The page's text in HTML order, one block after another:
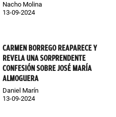
Nacho Molina
13-09-2024
CARMEN BORREGO REAPARECE Y
REVELA UNA SORPRENDENTE
CONFESIÓN SOBRE JOSÉ MARÍA
ALMOGUERA
Daniel Marín
13-09-2024